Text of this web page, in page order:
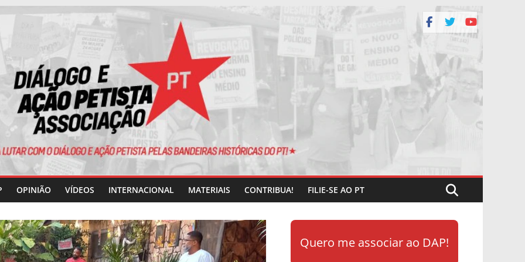
OPINIÃO VÍDEOS INTERNACIONAL MATERIAIS CONTRIBUA! FILIE-SE AO PT
Quero me associar ao DAP!